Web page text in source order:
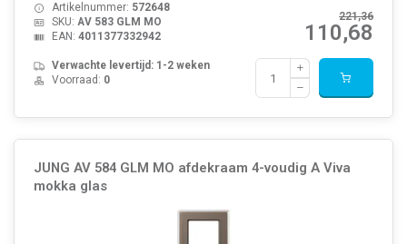
221,36
110,68
Artikelnummer: 572648
SKU: AV 583 GLM MO
EAN: 4011377332942
Verwachte levertijd: 1-2 weken
Voorraad: 0
JUNG AV 584 GLM MO afdekraam 4-voudig A Viva
mokka glas